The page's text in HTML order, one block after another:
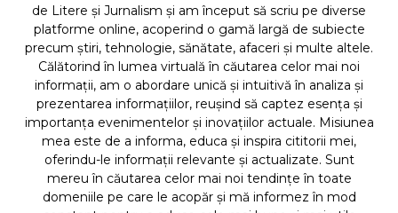
de Litere și Jurnalism și am început să scriu pe diverse
platforme online, acoperind o gamă largă de subiecte
precum știri, tehnologie, sănătate, afaceri și multe altele.
Călătorind în lumea virtuală în căutarea celor mai noi
informații, am o abordare unică și intuitivă în analiza și
prezentarea informațiilor, reușind să captez esența și
importanța evenimentelor și inovațiilor actuale. Misiunea
mea este de a informa, educa și inspira cititorii mei,
oferindu-le informații relevante și actualizate. Sunt
mereu în căutarea celor mai noi tendințe în toate
domeniile pe care le acopăr și mă informez în mod